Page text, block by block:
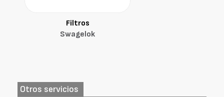
Filtros
Swagelok
Otros servicios